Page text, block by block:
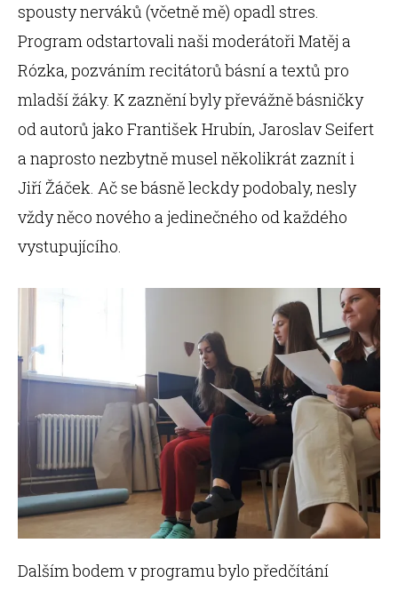
spousty nerváků (včetně mě) opadl stres.
Program odstartovali naši moderátoři Matěj a
Rózka, pozváním recitátorů básní a textů pro
mladší žáky. K zaznění byly převážně básničky
od autorů jako František Hrubín, Jaroslav Seifert
a naprosto nezbytně musel několikrát zaznít i
Jiří Žáček. Ač se básně leckdy podobaly, nesly
vždy něco nového a jedinečného od každého
vystupujícího.
Dalším bodem v programu bylo předčítání